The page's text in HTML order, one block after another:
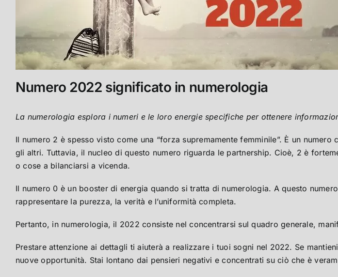
Numero 2022 significato in numerologia
La numerologia esplora i numeri e le loro energie specifiche per ottenere
Il numero 2 è spesso visto come una “forza supremamente femminile”. È un
gli altri. Tuttavia, il nucleo di questo numero riguarda le partnership. Cioè, 2 è
o cose a bilanciarsi a vicenda.
Il numero 0 è un booster di energia quando si tratta di numerologia. A questo
rappresentare la purezza, la verità e l’uniformità completa.
Pertanto, in numerologia, il 2022 consiste nel concentrarsi sul quadro generale,
Prestare attenzione ai dettagli ti aiuterà a realizzare i tuoi sogni nel 2022. Se
nuove opportunità. Stai lontano dai pensieri negativi e concentrati su ciò che è